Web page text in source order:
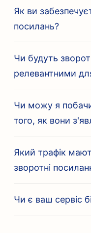
Як ви
посилань?
Чи будуть
релевантними
Чи можу я
того, як вони
Який трафік
зворотні
Чи є ваш сервіс